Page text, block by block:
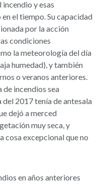
y esas
el tiempo. Su capacidad
por la acción
condiciones
la meteorología del día
humedad), y también
o veranos anteriores.
de incendios sea
2017 tenía de antesala
dejó a merced
muy seca, y
cosa excepcional que no
en años anteriores